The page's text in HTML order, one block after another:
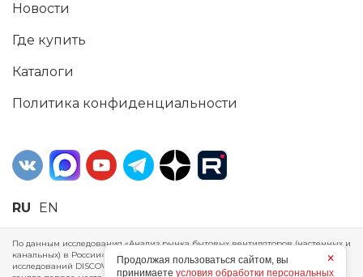
Новости
Где купить
Каталоги
Политика конфиденциальности
RU EN
По данным исследования «Анализ рынка бытовых вентиляторов (настенных и
канальных) в России», проведенного Агентством маркетинговых
исследований DISCOVERY RESEARCH Group, 2025 г. ERA Group (ООО «ЭРА»)
×
Продолжая пользоваться сайтом, вы
принимаете условия обработки персональных